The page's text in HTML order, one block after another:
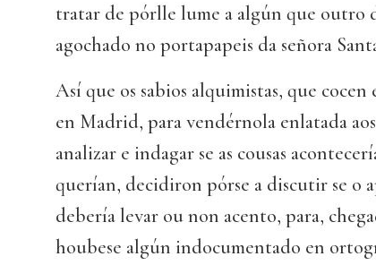
tratar de pórlle lume a algún que outro
agochado no portapapeis da señora
Así que os sabios alquimistas, que
en Madrid, para vendérnola enlatada
analizar e indagar se as cousas
querían, decidiron pórse a discutir se o
debería levar ou non acento, para,
houbese algún indocumentado en